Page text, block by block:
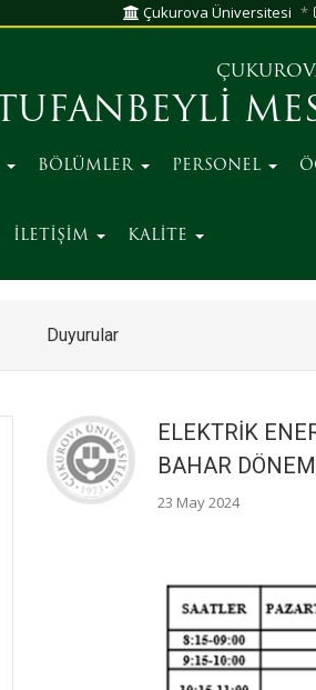
Çukurova Üniversitesi
TUFANBEYLİ
BÖLÜMLER PERSONEL
İLETİŞİM KALİTE
Duyurular
ELEKTRİK
BAHAR
23 May 2024